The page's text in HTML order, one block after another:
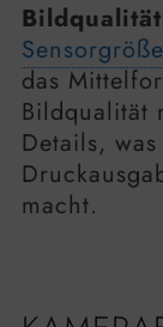
Sensorgröße
das
Bildqualität
Details,
macht.